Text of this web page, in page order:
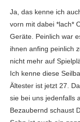
Ja, das kenne ich
vorn mit dabei *lach*
Geräte. Peinlich war
ihnen anfing peinlich
nicht mehr auf
Ich kenne diese
Ältester ist jetzt 27.
sie bei uns jedenfalls
Bezaubernd schaust